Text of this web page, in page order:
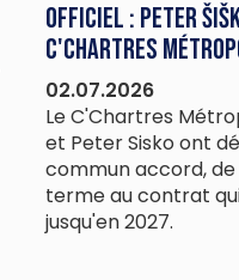
Officiel : Peter
C'Chartres
02.07.2026
Le C'Chartres
et Peter Sisko ont
commun accord,
terme au contrat
jusqu'en 2027.